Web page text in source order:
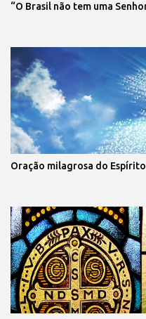
“O Brasil não tem uma
Oração milagrosa do